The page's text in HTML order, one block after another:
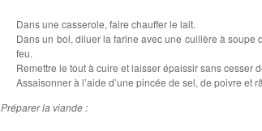
Dans une casserole, faire chauffer le lait.
Dans un bol, diluer la farine avec une cuillère à soupe
feu.
Remettre le tout à cuire et laisser épaissir sans cesser
Assaisonner à l’aide d’une pincée de sel, de poivre et
Préparer la viande :